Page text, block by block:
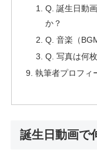
Q. 誕生日動
か？
Q. 音楽（
Q. 写真は何
執筆者プロフィ
誕生日動画で